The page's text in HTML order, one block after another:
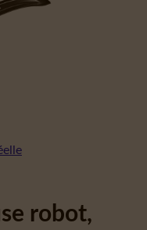
robot,